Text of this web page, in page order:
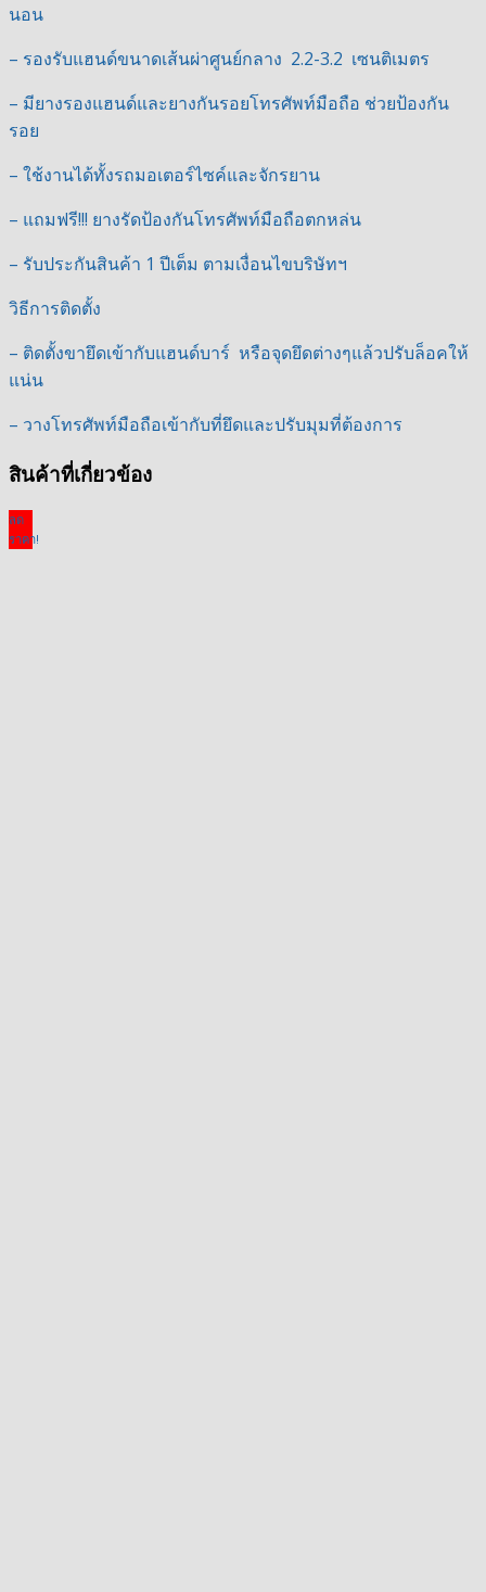
นอน
– รองรับแฮนด์ขนาดเส้นผ่าศูนย์กลาง 2.2-3.2 เซนติเมตร
– มียางรองแฮนด์และยางกันรอยโทรศัพท์มือถือ ช่วยป้องกัน
รอย
– ใช้งานได้ทั้งรถมอเตอร์ไซค์และจักรยาน
– แถมฟรี!!! ยางรัดป้องกันโทรศัพท์มือถือตกหล่น
– รับประกันสินค้า 1 ปีเต็ม ตามเงื่อนไขบริษัทฯ
วิธีการติดตั้ง
– ติดตั้งขายึดเข้ากับแฮนด์บาร์ หรือจุดยึดต่างๆแล้วปรับล็อคให้
แน่น
– วางโทรศัพท์มือถือเข้ากับที่ยึดและปรับมุมที่ต้องการ
สินค้าที่เกี่ยวข้อง
ลด
ราคา!